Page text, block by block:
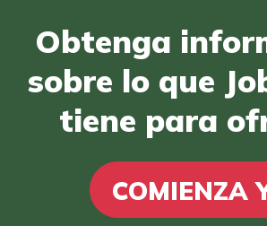
Obtenga
sobre lo que
tiene para
COMIENZA